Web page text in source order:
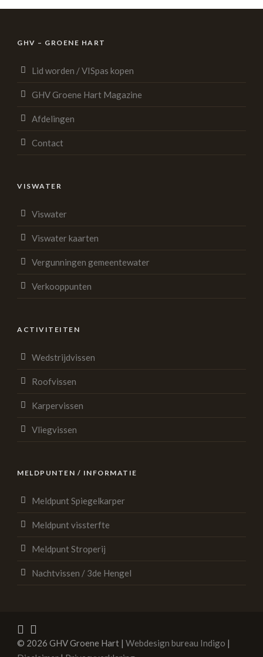
GHV – GROENE HART
Lid worden / VISpas kopen
GHV Groene Hart Magazine
Afdelingen
Contact
VISWATER
Viswater
Viswater kaarten
Vergunningen gemeentewater
Verkooppunten
ACTIVITEITEN
Wedstrijdvissen
Roofvissen
Karpervissen
Vliegvissen
MELDPUNTEN / INFORMATIE
Meldpunt Spiegelkarper
Meldpunt vissterfte
Meldpunt Stroperij
Nachtvissen / 3de Hengel
© 2026 GHV Groene Hart | Webdesign bureau Indigo |